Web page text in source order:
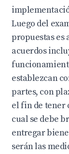
Luego del
propuestas es
acuerdos
establezcan
partes, con
el fin de tener
cual se debe
entregar
serán las